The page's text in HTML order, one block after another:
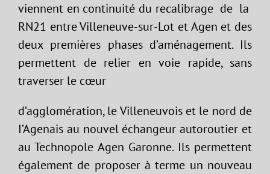
viennent en continuité du recalibrage de la
RN21 entre Villeneuve-sur-Lot et Agen et des
deux premières phases d’aménagement. Ils
permettent de relier en voie rapide, sans
traverser le cœur
d’agglomération, le Villeneuvois et le nord de
I’Agenais au nouvel échangeur autoroutier et
au Technopole Agen Garonne. Ils permettent
également de proposer à terme un nouveau